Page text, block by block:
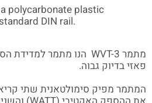
polycarbonate plastic
DIN rail.
מתמר WVT-3 הנו מתמר למדידת
פאזי בדיוק גבוה.
המתמר מפיק סימולטאנית שתי